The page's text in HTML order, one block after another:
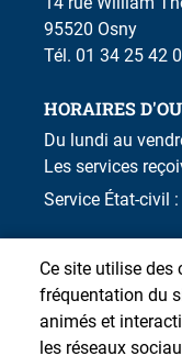
95520 Osny
Tél. 01 34 25 42
HORAIRES
Du lundi au
Les services
Service État-civil
Ce site utilise des
fréquentation du
animés et
les réseaux